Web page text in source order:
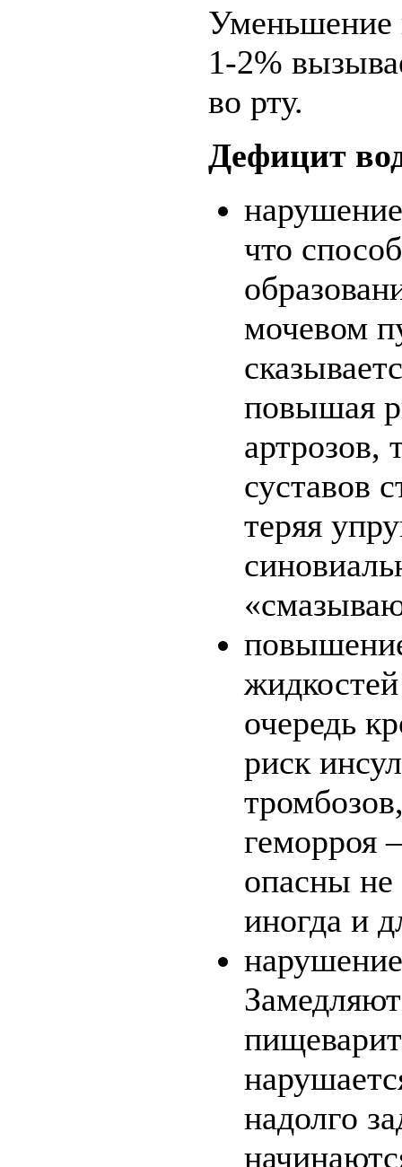
Уменьшение
1-2%
во рту.
Дефицит
что
мочевом
повышая
артрозов,
суставов
теряя
очередь
риск
геморроя
опасны не
иногда и
надолго